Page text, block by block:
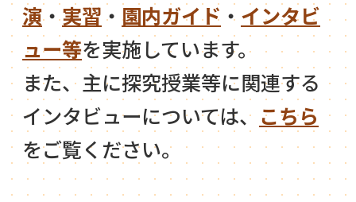
演・実習・ 園内ガイド ・ インタビ
ュー等を実施しています。
また、主に探究授業等に関連する
インタビューについては、 こちら
をご覧ください。